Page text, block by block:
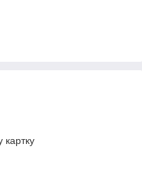
картку